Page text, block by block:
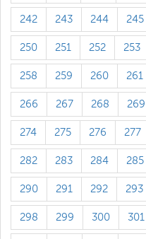
242 243 244 245
250 251 252 253
258 259 260 261
266 267 268 269
274 275 276 277
282 283 284 285
290 291 292 293
298 299 300 301